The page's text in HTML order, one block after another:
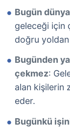
Bugün
geleceği için
doğru yoldan
Bugünden
çekmez:
alan kişilerin
eder.
Bugünkü